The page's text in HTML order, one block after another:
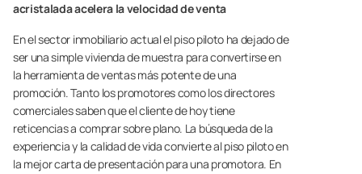
acristalada acelera la velocidad de venta
En el sector inmobiliario actual el piso piloto ha dejado de
ser una simple vivienda de muestra para convertirse en
la herramienta de ventas más potente de una
promoción. Tanto los promotores como los directores
comerciales saben que el cliente de hoy tiene
reticencias a comprar sobre plano. La búsqueda de la
experiencia y la calidad de vida convierte al piso piloto en
la mejor carta de presentación para una promotora. En